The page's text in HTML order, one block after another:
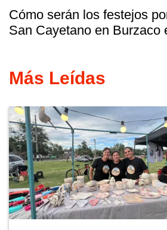
Cómo serán los festejos
San Cayetano en Burzaco
Más Leídas